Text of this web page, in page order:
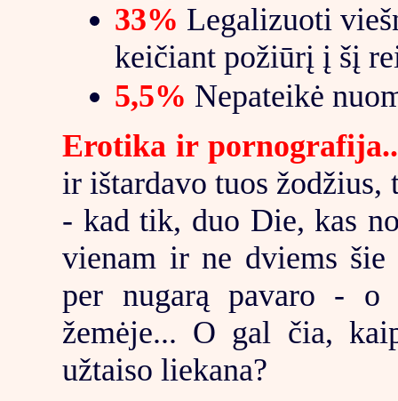
33% Legalizuoti
keičiant požiūrį į šį
5,5% Nepateikė
Erotika ir
ir ištardavo tuos žodžius,
- kad tik, duo Die, kas
vienam ir ne dviems
per nugarą pavaro -
žemėje... O gal čia,
užtaiso liekana?